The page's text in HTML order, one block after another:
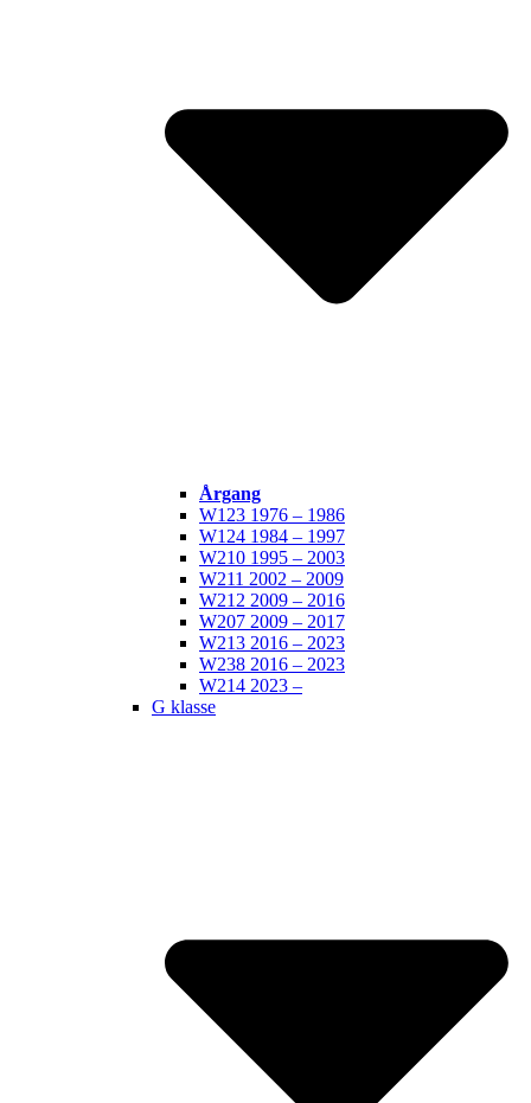
Årgang
W123 1976 – 1986
W124 1984 – 1997
W210 1995 – 2003
W211 2002 – 2009
W212 2009 – 2016
W207 2009 – 2017
W213 2016 – 2023
W238 2016 – 2023
W214 2023 –
G klasse